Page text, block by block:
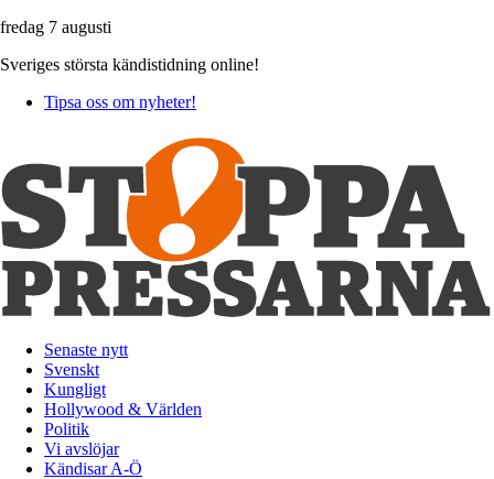
fredag 7 augusti
Sveriges största kändistidning online!
Tipsa oss om nyheter!
Senaste nytt
Svenskt
Kungligt
Hollywood & Världen
Politik
Vi avslöjar
Kändisar A-Ö